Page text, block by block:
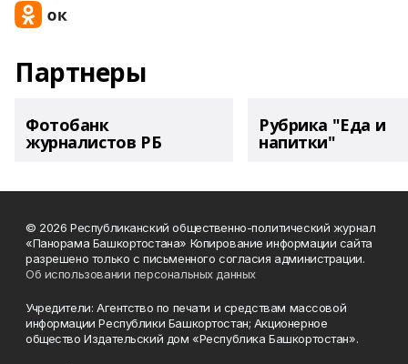
Партнеры
Фотобанк
журналистов РБ
Рубрика "Еда и
напитки"
© 2026 Республиканский общественно-политический журнал
«Панорама Башкортостана» Копирование информации сайта
разрешено только с письменного согласия администрации.
Об использовании персональных данных
Учредители: Агентство по печати и средствам массовой
информации Республики Башкортостан; Акционерное
общество Издательский дом «Республика Башкортостан».